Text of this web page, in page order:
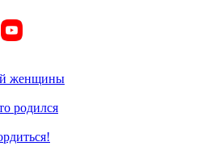
женщины
родился